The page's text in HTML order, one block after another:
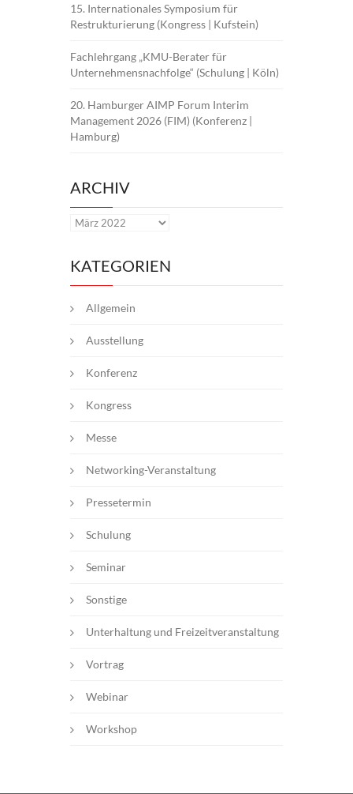
15. Internationales Symposium für
Restrukturierung (Kongress | Kufstein)
Fachlehrgang „KMU-Berater für
Unternehmensnachfolge“ (Schulung | Köln)
20. Hamburger AIMP Forum Interim
Management 2026 (FIM) (Konferenz |
Hamburg)
ARCHIV
Archiv
KATEGORIEN
Allgemein
Ausstellung
Konferenz
Kongress
Messe
Networking-Veranstaltung
Pressetermin
Schulung
Seminar
Sonstige
Unterhaltung und Freizeitveranstaltung
Vortrag
Webinar
Workshop